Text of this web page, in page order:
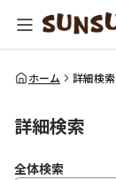
全体検索
ホーム 詳細検索
詳細検索
全体検索